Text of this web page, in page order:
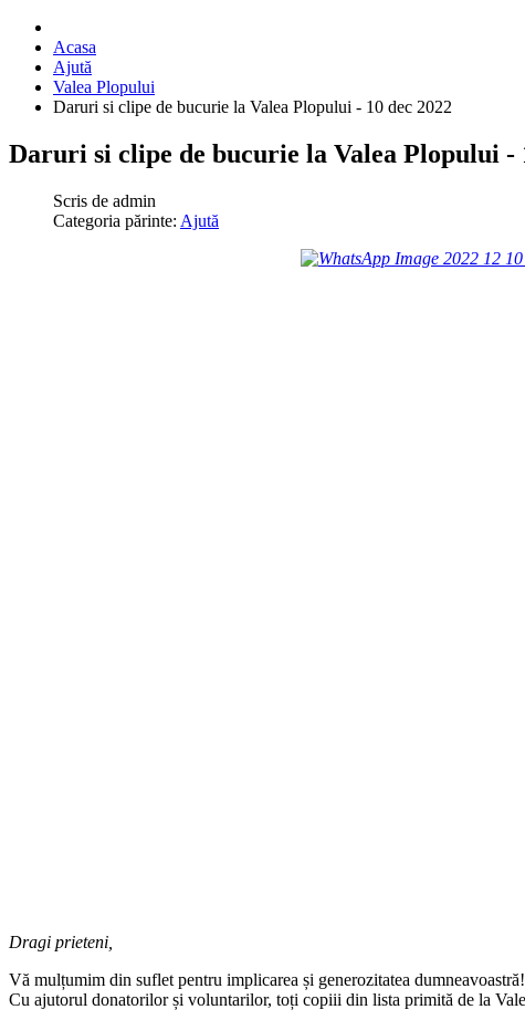
Acasa
Ajută
Valea Plopului
Daruri si clipe de bucurie la Valea Plopului - 10 dec 2022
Daruri si clipe de bucurie la Valea Plopului -
Scris de admin
Categoria părinte: Ajută
Dragi prieteni,
Vă mulțumim din suflet pentru implicarea și generozitatea
Cu ajutorul donatorilor și voluntarilor, toți copiii din lista primită de la